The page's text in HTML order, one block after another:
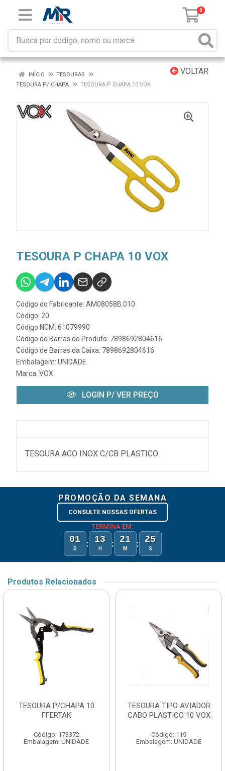
0
VOLTAR
INÍCIO
TESOURAS
TESOURA P/ CHAPA
TESOURA P CHAPA 10 VOX
TESOURA P CHAPA 10 VOX
Código do Fabricante: AM08058B.010
Código: 20
Código NCM: 61079990
Código de Barras do Produto: 7898692804616
Código de Barras da Caixa: 7898692804616
Embalagem: UNIDADE
Marca: VOX
LOGIN P/ VER PREÇO
TESOURA ACO INOX C/CB PLASTICO
PROMOÇÃO DA SEMANA
CONSULTE NOSSAS OFERTAS
TERMINA EM:
01
D : 13
H : 21
M : 25
S
Produtos Relacionados
TESOURA P/CHAPA 10
FFERTAK
Código: 173372
Embalagem: UNIDADE
TESOURA TIPO AVIADOR
CABO PLASTICO 10 VOX
Código: 119
Embalagem: UNIDADE